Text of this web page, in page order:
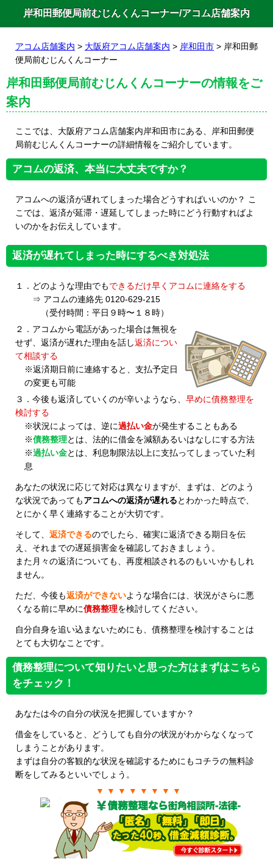
岸和田郵便局前むじんくんコーナー/アコム店舗案内
アコム店舗案内 > 大阪府アコム店舗案内 > 岸和田市 > 岸和田郵
便局前むじんくんコーナー
岸和田郵便局前むじんくんコーナーの情報をご
案内
ここでは、大阪府アコム店舗案内岸和田市にある、岸和田郵便
局前むじんくんコーナーの詳細情報をご紹介しています。
アコムの返済、本当に大丈夫ですか？
アコムへの返済が遅れてしまった場合どうすればいいのか？ こ
こでは、返済が延滞・遅延してしまった時にどう行動すればよ
いのかをお伝えしています。
返済が遅れてしまった時にするべき対処法
１．どのような理由でもできるだけ早くアコムに連絡をする
⇒ アコムの連絡先 0120-629-215
（受付時間：平日９時〜１８時）
２．アコムから電話があった場合は無視を
せず、返済が遅れた理由を話し返済につい
て相談する
※返済期日前に連絡すると、支払予定日
の変更も可能
３．今後も返済していくのが辛いようなら、 早めに債務整理を
検討する
※状況によっては、逆に過払い金が発生することもある
※債務整理とは、法的に借金を減額あるいはなしにする方法
※過払い金とは、利息制限法以上に支払ってしまっていた利
息
あなたの状況に応じて対応は異なりますが、まずは、どのよう
な状況であってもアコムへの返済が遅れるとわかった時点で、
とにかく早く連絡することが大切です。
そして、 返済できるのでしたら、確実に返済できる期日を伝
え、それまでの遅延損害金を確認しておきましょう。
また月々の返済についても、再度相談されるのもいいかもしれ
ません。
ただ、今後も返済ができないような場合には、状況がさらに悪
くなる前に早めに債務整理を検討してください。
自分自身を追い込まないためにも、債務整理を検討することは
とても大切なことです。
債務整理について知りたいと思った方はまずはこちら
をチェック！
あなたは今の自分の状況を把握していますか？
借金をしていると、どうしても自分の状況がわからなくなって
しまうことがあります。
まずは自分の客観的な状況を確認するためにもコチラの無料診
断をしてみるといいでしょう。
▼ ▼ ▼ ▼ ▼ ▼ ▼ ▼